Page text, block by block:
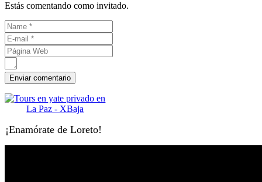
Estás comentando como invitado.
¡Enamórate de Loreto!